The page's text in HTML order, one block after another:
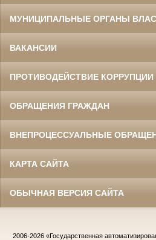
МУНИЦИПАЛЬНЫЕ ОРГАНЫ
ВАКАНСИИ
ПРОТИВОДЕЙСТВИЕ КОРРУПЦИИ
ОБРАЩЕНИЯ ГРАЖДАН
ВНЕПРОЦЕССУАЛЬНЫЕ
КАРТА САЙТА
ОБЫЧНАЯ ВЕРСИЯ САЙТА
2006-2026 «Государственная